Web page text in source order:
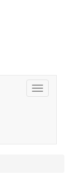
Toggle
navigation